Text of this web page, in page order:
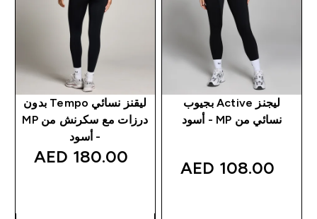
ليجنز Active بجيوب
نسائي من MP - أسود
108.00 AED‎
ليقنز نسائي Tempo بدون
درزات مع سكرنش من MP
- أسود
180.00 AED‎